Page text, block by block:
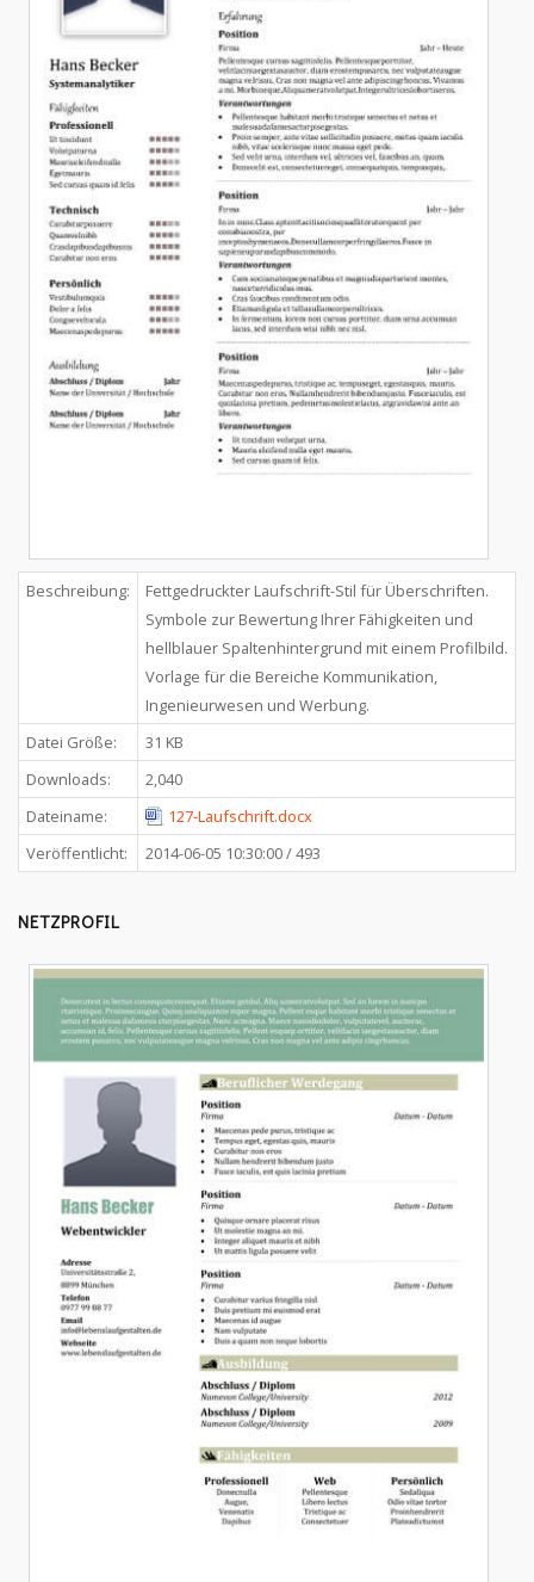
Beschreibung:
Fettgedruckter Laufschrift-Stil für Überschriften.
Symbole zur Bewertung Ihrer Fähigkeiten und
hellblauer Spaltenhintergrund mit einem Profilbild.
Vorlage für die Bereiche Kommunikation,
Ingenieurwesen und Werbung.
Datei Größe:
31 KB
Downloads:
2,040
Dateiname:
127-Laufschrift.docx
Veröffentlicht:
2014-06-05 10:30:00 / 493
NETZPROFIL